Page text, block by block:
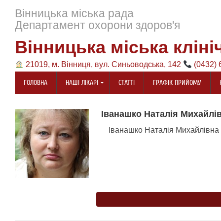
Вінницька міська рада
Департамент охорони здоров'я
Вінницька міська
21019, м. Вінниця, вул. Синьоводська, 142 (0432)
ГОЛОВНА НАШІ ЛІКАРІ СТАТТІ ГРАФІК ПРИЙОМУ
Іванашко Наталія
Іванашко Наталія Михайлівна